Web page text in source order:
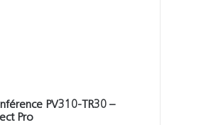
PV310-TR30 –
Pro